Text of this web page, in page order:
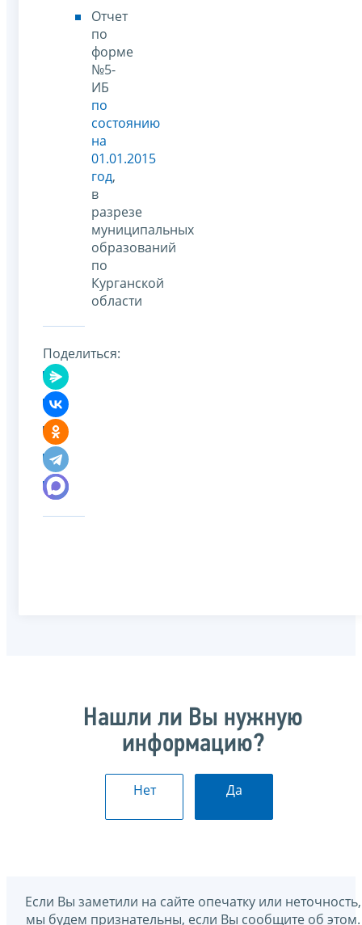
Отчет
по
форме
№5-
ИБ
по
состоянию
на
01.01.2015
год,
в
разрезе
муниципальных
образований
по
Курганской
области
Поделиться:
Нашли ли Вы нужную
информацию?
Нет Да
Если Вы заметили на сайте опечатку или неточность,
мы будем признательны, если Вы сообщите об этом.